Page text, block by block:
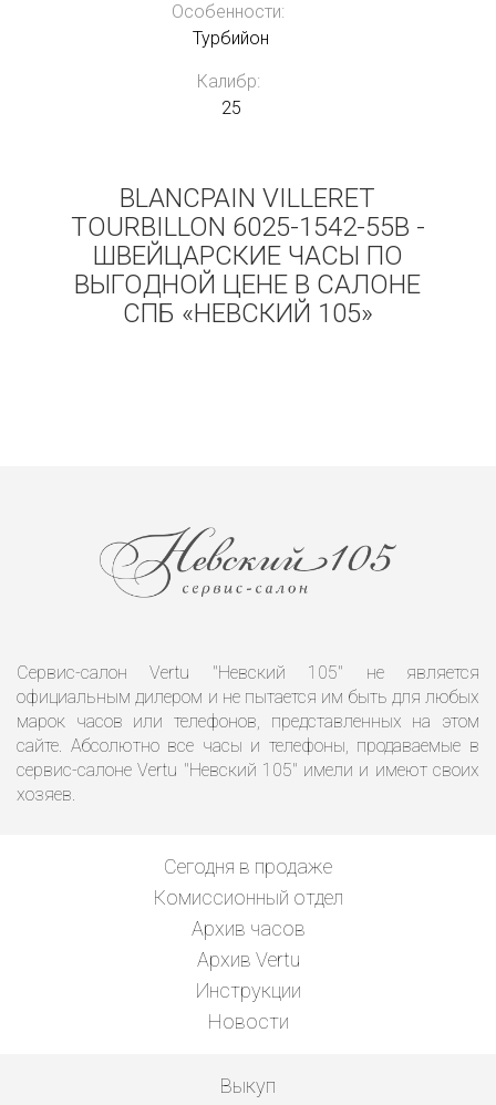
Особенности:
Турбийон
Калибр:
25
BLANCPAIN VILLERET
TOURBILLON 6025-1542-55B -
ШВЕЙЦАРСКИЕ ЧАСЫ ПО
ВЫГОДНОЙ ЦЕНЕ В САЛОНЕ
СПБ «НЕВСКИЙ 105»
Сервис-салон Vertu "Невский 105" не является
официальным дилером и не пытается им быть для любых
марок часов или телефонов, представленных на этом
сайте. Абсолютно все часы и телефоны, продаваемые в
сервис-салоне Vertu "Невский 105" имели и имеют своих
хозяев.
Сегодня в продаже
Комиссионный отдел
Архив часов
Архив Vertu
Инструкции
Новости
Выкуп